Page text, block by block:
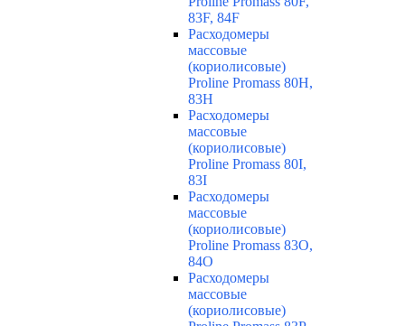
83F, 84F
Расходомеры
массовые
(кориолисовые)
Proline Promass 80H,
83H
Расходомеры
массовые
(кориолисовые)
Proline Promass 80I,
83I
Расходомеры
массовые
(кориолисовые)
Proline Promass 83O,
84O
Расходомеры
массовые
(кориолисовые)